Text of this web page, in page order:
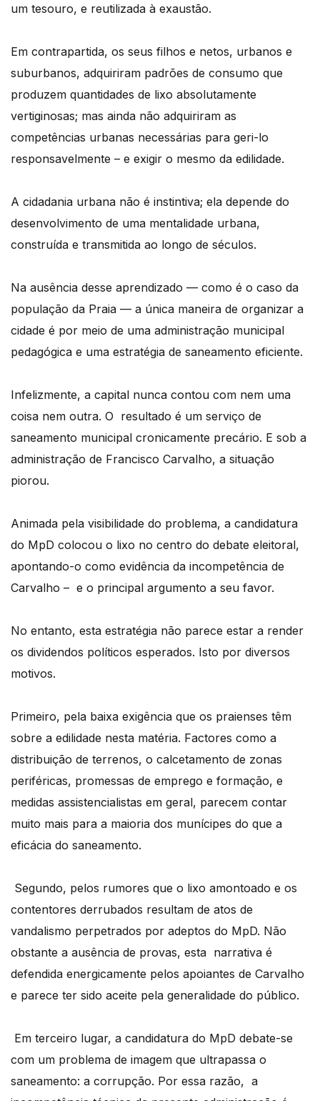
um tesouro, e reutilizada à exaustão.
Em contrapartida, os seus filhos e netos, urbanos e
suburbanos, adquiriram padrões de consumo que
produzem quantidades de lixo absolutamente
vertiginosas; mas ainda não adquiriram as
competências urbanas necessárias para geri-lo
responsavelmente – e exigir o mesmo da edilidade.
A cidadania urbana não é instintiva; ela depende do
desenvolvimento de uma mentalidade urbana,
construída e transmitida ao longo de séculos.
Na ausência desse aprendizado — como é o caso da
população da Praia — a única maneira de organizar a
cidade é por meio de uma administração municipal
pedagógica e uma estratégia de saneamento eficiente.
Infelizmente, a capital nunca contou com nem uma
coisa nem outra. O resultado é um serviço de
saneamento municipal cronicamente precário. E sob a
administração de Francisco Carvalho, a situação
piorou.
Animada pela visibilidade do problema, a candidatura
do MpD colocou o lixo no centro do debate eleitoral,
apontando-o como evidência da incompetência de
Carvalho – e o principal argumento a seu favor.
No entanto, esta estratégia não parece estar a render
os dividendos políticos esperados. Isto por diversos
motivos.
Primeiro, pela baixa exigência que os praienses têm
sobre a edilidade nesta matéria. Factores como a
distribuição de terrenos, o calcetamento de zonas
periféricas, promessas de emprego e formação, e
medidas assistencialistas em geral, parecem contar
muito mais para a maioria dos munícipes do que a
eficácia do saneamento.
Segundo, pelos rumores que o lixo amontoado e os
contentores derrubados resultam de atos de
vandalismo perpetrados por adeptos do MpD. Não
obstante a ausência de provas, esta narrativa é
defendida energicamente pelos apoiantes de Carvalho
e parece ter sido aceite pela generalidade do público.
Em terceiro lugar, a candidatura do MpD debate-se
com um problema de imagem que ultrapassa o
saneamento: a corrupção. Por essa razão, a